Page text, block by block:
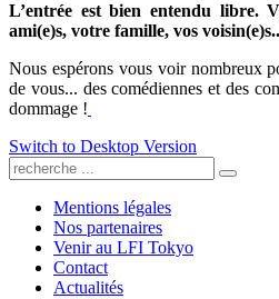
L’entrée est bien entendu libre.
ami(e)s, votre famille, vos
Nous espérons vous voir nombreux
de vous... des comédiennes et des
dommage !
Switch to Desktop Version
Mentions légales
Nos partenaires
Venir au LFI Tokyo
Contact
Actualités